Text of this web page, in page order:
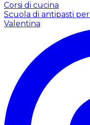
Corsi di cucina
Scuola di antipasti
Valentina